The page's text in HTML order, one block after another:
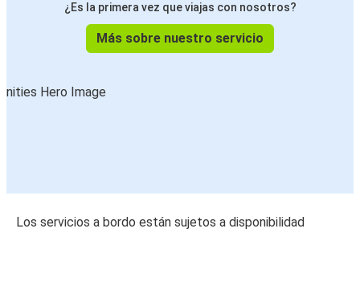
¿Es la primera vez que viajas con nosotros?
Más sobre nuestro servicio
Los servicios a bordo están sujetos a disponibilidad